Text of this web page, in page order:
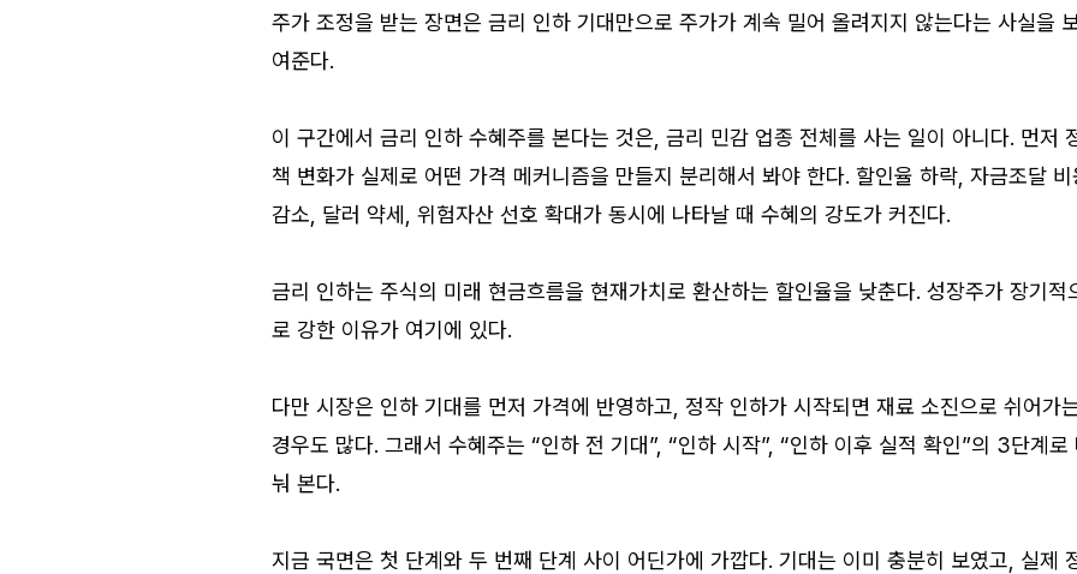
주가 조정을 받는 장면은 금리 인하 기대만으로 주가가 계속 밀어 올려지지 않는다는 사실을
여준다.
이 구간에서 금리 인하 수혜주를 본다는 것은, 금리 민감 업종 전체를 사는 일이 아니다. 먼저
책 변화가 실제로 어떤 가격 메커니즘을 만들지 분리해서 봐야 한다. 할인율 하락, 자금조달 비
감소, 달러 약세, 위험자산 선호 확대가 동시에 나타날 때 수혜의 강도가 커진다.
금리 인하는 주식의 미래 현금흐름을 현재가치로 환산하는 할인율을 낮춘다. 성장주가 장기적
로 강한 이유가 여기에 있다.
다만 시장은 인하 기대를 먼저 가격에 반영하고, 정작 인하가 시작되면 재료 소진으로 쉬어가
경우도 많다. 그래서 수혜주는 “인하 전 기대”, “인하 시작”, “인하 이후 실적 확인”의 3단계로
눠 본다.
지금 국면은 첫 단계와 두 번째 단계 사이 어딘가에 가깝다. 기대는 이미 충분히 보였고, 실제